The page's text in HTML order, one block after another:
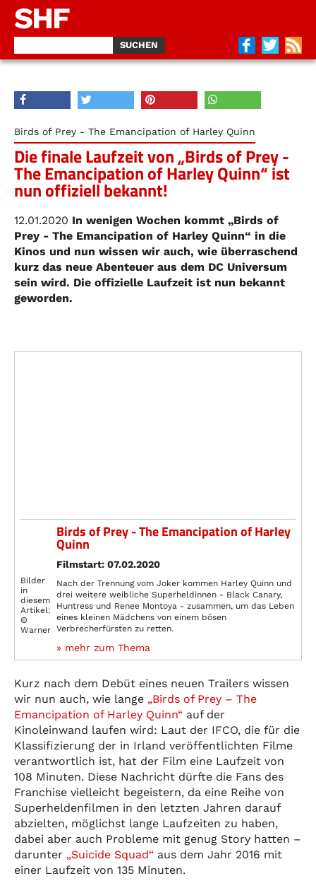
SHF
Birds of Prey - The Emancipation of Harley Quinn
Die finale Laufzeit von „Birds of Prey -
The Emancipation of Harley Quinn“ ist
nun offiziell bekannt!
12.01.2020 In wenigen Wochen kommt „Birds of
Prey - The Emancipation of Harley Quinn“ in die
Kinos und nun wissen wir auch, wie überraschend
kurz das neue Abenteuer aus dem DC Universum
sein wird. Die offizielle Laufzeit ist nun bekannt
geworden.
Bilder
in
diesem
Artikel:
©
Warner
Birds of Prey - The Emancipation of Harley
Quinn
Filmstart: 07.02.2020
Nach der Trennung vom Joker kommen Harley Quinn und
drei weitere weibliche Superheldinnen - Black Canary,
Huntress und Renee Montoya - zusammen, um das Leben
eines kleinen Mädchens von einem bösen
Verbrecherfürsten zu retten.
» mehr zum Thema
Kurz nach dem Debüt eines neuen Trailers wissen
wir nun auch, wie lange „Birds of Prey – The
Emancipation of Harley Quinn“ auf der
Kinoleinwand laufen wird: Laut der IFCO, die für die
Klassifizierung der in Irland veröffentlichten Filme
verantwortlich ist, hat der Film eine Laufzeit von
108 Minuten. Diese Nachricht dürfte die Fans des
Franchise vielleicht begeistern, da eine Reihe von
Superheldenfilmen in den letzten Jahren darauf
abzielten, möglichst lange Laufzeiten zu haben,
dabei aber auch Probleme mit genug Story hatten –
darunter „Suicide Squad“ aus dem Jahr 2016 mit
einer Laufzeit von 135 Minuten.